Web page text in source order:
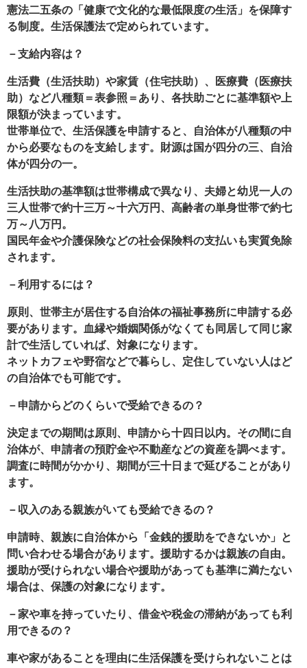
憲法二五条の「健康で文化的な最低限度の生活」を保障す
る制度。生活保護法で定められています。
－支給内容は？
生活費（生活扶助）や家賃（住宅扶助）、医療費（医療扶
助）など八種類＝表参照＝あり、各扶助ごとに基準額や上
限額が決まっています。
世帯単位で、生活保護を申請すると、自治体が八種類の中
から必要なものを支給します。財源は国が四分の三、自治
体が四分の一。
生活扶助の基準額は世帯構成で異なり、夫婦と幼児一人の
三人世帯で約十三万～十六万円、高齢者の単身世帯で約七
万～八万円。
国民年金や介護保険などの社会保険料の支払いも実質免除
されます。
－利用するには？
原則、世帯主が居住する自治体の福祉事務所に申請する必
要があります。血縁や婚姻関係がなくても同居して同じ家
計で生活していれば、対象になります。
ネットカフェや野宿などで暮らし、定住していない人はど
の自治体でも可能です。
－申請からどのくらいで受給できるの？
決定までの期間は原則、申請から十四日以内。その間に自
治体が、申請者の預貯金や不動産などの資産を調べます。
調査に時間がかかり、期間が三十日まで延びることがあり
ます。
－収入のある親族がいても受給できるの？
申請時、親族に自治体から「金銭的援助をできないか」と
問い合わせる場合があります。援助するかは親族の自由。
援助が受けられない場合や援助があっても基準に満たない
場合は、保護の対象になります。
－家や車を持っていたり、借金や税金の滞納があっても利
用できるの？
車や家があることを理由に生活保護を受けられないことは